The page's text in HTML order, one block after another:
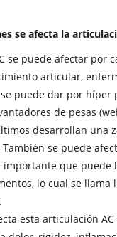
se afecta la
se puede afectar por
articular,
puede dar por híper
de pesas
desarrollan una
se puede
importante que puede
lo cual se llama
esta articulación